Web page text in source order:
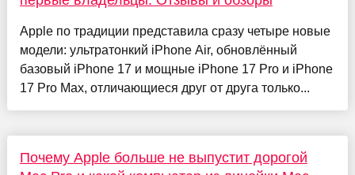
Apple по традиции представила сразу четыре новые
модели: ультратонкий iPhone Air, обновлённый
базовый iPhone 17 и мощные iPhone 17 Pro и iPhone
17 Pro Max, отличающиеся друг от друга только...
Почему Apple больше не выпустит дорогой